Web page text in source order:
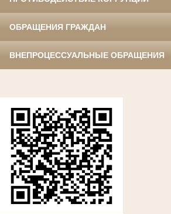
ОБРАЩЕНИЯ ГРАЖДАН
ВНЕПРОЦЕССУАЛЬНЫЕ ОБРАЩЕНИЯ